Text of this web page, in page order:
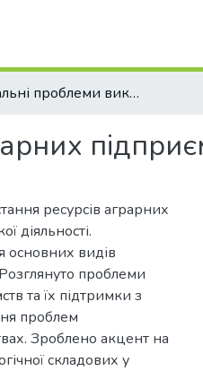
Актуальні проблеми використання ресурсів аграрних підприємтв
ресурсів аграрних
діяльності.
основних видів
проблеми
та їх підтримки з
проблем
Зроблено акцент на
складових у